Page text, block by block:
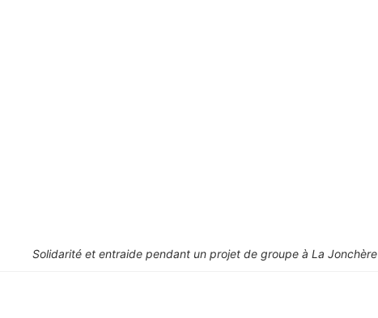
Solidarité et entraide pendant un projet de groupe à La Jonchère